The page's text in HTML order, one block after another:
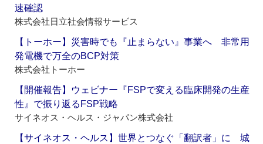
速確認
株式会社日立社会情報サービス
【トーホー】災害時でも『止まらない』事業へ 非常用
発電機で万全のBCP対策
株式会社トーホー
【開催報告】ウェビナー『FSPで変える臨床開発の生産
性』で振り返るFSP戦略
サイネオス・ヘルス・ジャパン株式会社
【サイネオス・ヘルス】世界とつなぐ「翻訳者」に 城